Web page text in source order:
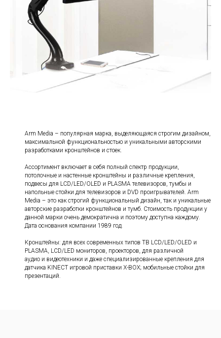
Arm Media – популярная марка, выделяющаяся строгим дизайном,
максимальной функциональностью и уникальными авторскими
разработками кронштейнов и стоек.
Ассортимент включает в себя полный спектр продукции,
потолочные и настенные кронштейны и различные крепления,
подвесы для LCD/LED/OLED и PLASMA телевизоров, тумбы и
напольные стойки для телевизоров и DVD проигрывателей. Arm
Media – это как строгий функциональный дизайн, так и уникальные
авторские разработки кронштейнов и тумб. Стоимость продукции у
данной марки очень демократична и поэтому доступна каждому.
Дата основания компании 1989 год.
Кронштейны: для всех современных типов ТВ LCD/LED/OLED и
PLASMA, LCD/LED мониторов, проекторов, для различной
аудио и видеотехники и даже специализированные крепления для
датчика KINECT игровой приставки X-BOX; мобильные стойки для
презентаций.